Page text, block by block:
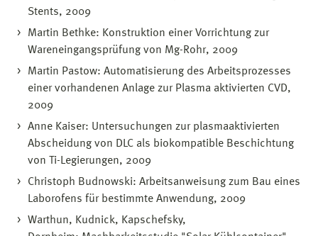
Stents, 2009
Martin Bethke: Konstruktion einer Vorrichtung zur
Wareneingangsprüfung von Mg-Rohr, 2009
Martin Pastow: Automatisierung des Arbeitsprozesses
einer vorhandenen Anlage zur Plasma aktivierten CVD,
2009
Anne Kaiser: Untersuchungen zur plasmaaktivierten
Abscheidung von DLC als biokompatible Beschichtung
von Ti-Legierungen, 2009
Christoph Budnowski: Arbeitsanweisung zum Bau eines
Laborofens für bestimmte Anwendung, 2009
Warthun, Kudnick, Kapschefsky,